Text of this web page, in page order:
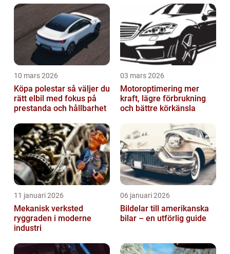
10 mars 2026
Köpa polestar så väljer du
rätt elbil med fokus på
prestanda och hållbarhet
03 mars 2026
Motoroptimering mer
kraft, lägre förbrukning
och bättre körkänsla
11 januari 2026
Mekanisk verksted
ryggraden i moderne
industri
06 januari 2026
Bildelar till amerikanska
bilar – en utförlig guide